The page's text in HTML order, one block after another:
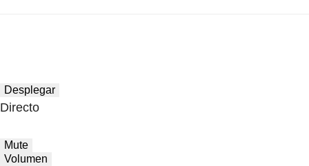
Desplegar
Directo
Mute
Volumen